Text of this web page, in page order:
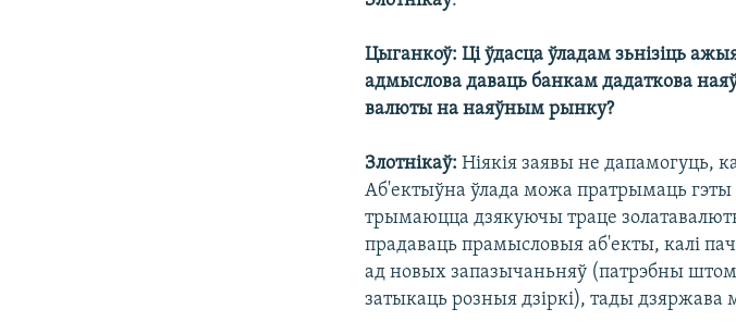
Цыганкоў: Ці ўдасца ўладам зьнізіць
адмыслова даваць банкам дадаткова
валюты на наяўным рынку?
Злотнікаў: Ніякія заявы не дапамогуць,
Аб'ектыўна ўлада можа пратрымаць
трымаюцца дзякуючы траце
прадаваць прамысловыя аб'екты, калі
ад новых запазычаньняў (патрэбны
затыкаць розныя дзіркі), тады